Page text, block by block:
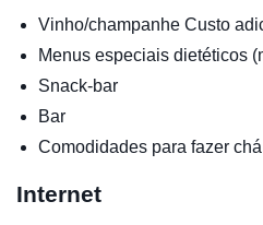
Vinho/champanhe Custo
Menus especiais dietéticos
Snack-bar
Bar
Comodidades para fazer
Internet